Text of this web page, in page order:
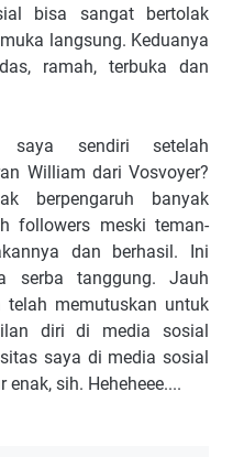
bisa sangat bertolak
langsung. Keduanya
ramah, terbuka dan
saya sendiri setelah
William dari Vosvoyer?
berpengaruh banyak
followers meski teman-
dan berhasil. Ini
serba tanggung. Jauh
telah memutuskan untuk
diri di media sosial
saya di media sosial
sih. Heheheee....